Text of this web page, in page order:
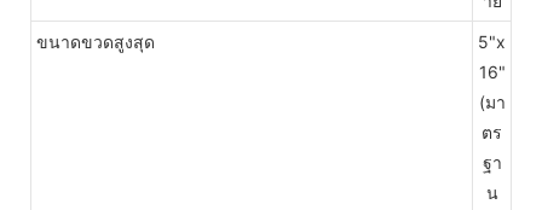
ขนาดขวดสูงสุด
5"x
16"
(มา
ตร
ฐา
น